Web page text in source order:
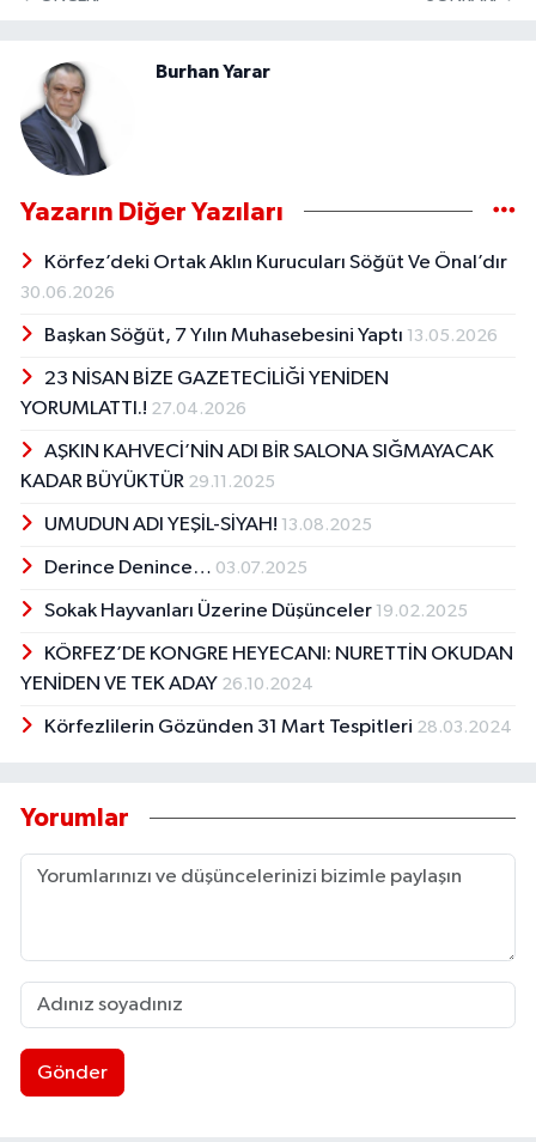
Burhan Yarar
Yazarın Diğer Yazıları
Körfez’deki Ortak Aklın Kurucuları Söğüt Ve Önal’dır
30.06.2026
Başkan Söğüt, 7 Yılın Muhasebesini Yaptı 13.05.2026
23 NİSAN BİZE GAZETECİLİĞİ YENİDEN
YORUMLATTI.! 27.04.2026
AŞKIN KAHVECİ’NİN ADI BİR SALONA SIĞMAYACAK
KADAR BÜYÜKTÜR 29.11.2025
UMUDUN ADI YEŞİL-SİYAH! 13.08.2025
​​​​​​​Derince Denince… 03.07.2025
Sokak Hayvanları Üzerine Düşünceler 19.02.2025
KÖRFEZ’DE KONGRE HEYECANI: NURETTİN OKUDAN
YENİDEN VE TEK ADAY 26.10.2024
Körfezlilerin Gözünden 31 Mart Tespitleri 28.03.2024
Yorumlar
Gönder